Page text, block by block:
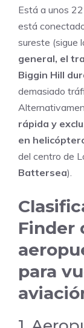
Está a unos
está
sureste (sigue
general, el
Biggin Hill
demasiado
rápida y
en
del centro de
Battersea).
Finder
para